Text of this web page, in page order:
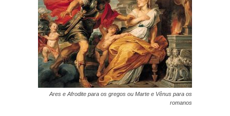
Ares e Afrodite para os gregos ou Marte e Vênus para os
romanos